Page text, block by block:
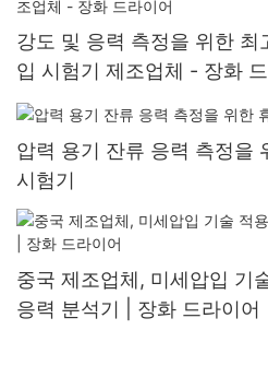
강도 및 응력 측정을 위한
입 시험기 제조업체 - 장화
압력 용기 잔류 응력 측정을
시험기
중국 제조업체, 미세압입 기
응력 분석기 | 장화 드라이어